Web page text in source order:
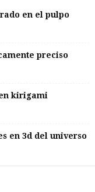
en el pulpo
preciso
kirigami
en 3d del universo